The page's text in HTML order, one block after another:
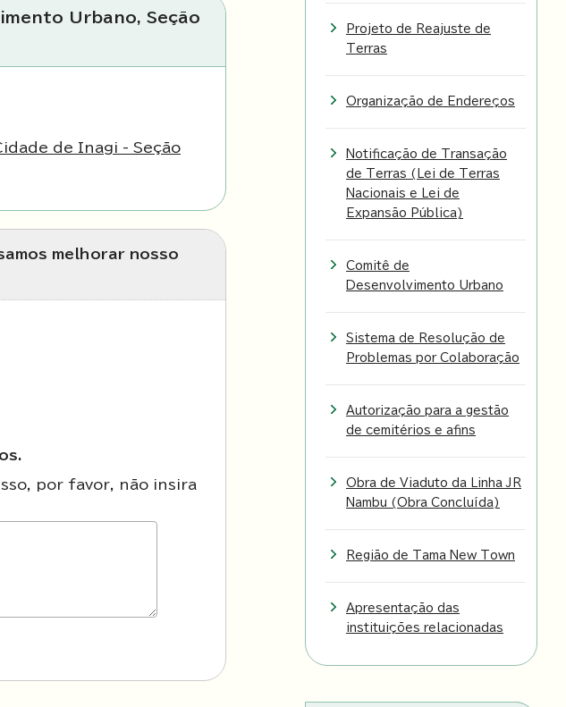
Urbano, Seção
de Inagi - Seção
melhorar nosso
por favor, não insira
Projeto de Reajuste de
Terras
Organização de Endereços
Notificação de Transação
de Terras (Lei de Terras
Nacionais e Lei de
Expansão Pública)
Comitê de
Desenvolvimento Urbano
Sistema de Resolução de
Problemas por Colaboração
Autorização para a gestão
de cemitérios e afins
Obra de Viaduto da Linha JR
Nambu (Obra Concluída)
Região de Tama New Town
Apresentação das
instituições relacionadas